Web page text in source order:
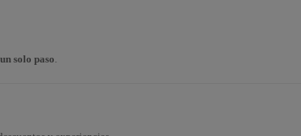
solo paso.